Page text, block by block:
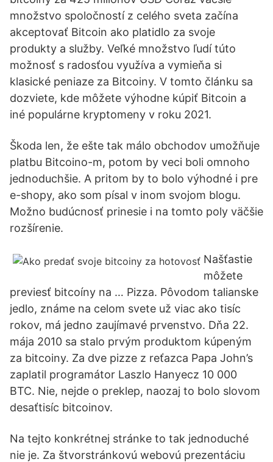
množstvo spoločností z celého sveta začína
akceptovať Bitcoin ako platidlo za svoje
produkty a služby. Veľké množstvo ľudí túto
možnosť s radosťou využíva a vymieňa si
klasické peniaze za Bitcoiny. V tomto článku sa
dozviete, kde môžete výhodne kúpiť Bitcoin a
iné populárne kryptomeny v roku 2021.
Škoda len, že ešte tak málo obchodov umožňuje
platbu Bitcoino-m, potom by veci boli omnoho
jednoduchšie. A pritom by to bolo výhodné i pre
e-shopy, ako som písal v inom svojom blogu.
Možno budúcnosť prinesie i na tomto poly väčšie
rozšírenie.
Našťastie
môžete
previesť bitcoíny na … Pizza. Pôvodom talianske
jedlo, známe na celom svete už viac ako tisíc
rokov, má jedno zaujímavé prvenstvo. Dňa 22.
mája 2010 sa stalo prvým produktom kúpeným
za bitcoiny. Za dve pizze z reťazca Papa John’s
zaplatil programátor Laszlo Hanyecz 10 000
BTC. Nie, nejde o preklep, naozaj to bolo slovom
desaťtisíc bitcoinov.
Na tejto konkrétnej stránke to tak jednoduché
nie je. Za štvorstránkovú webovú prezentáciu